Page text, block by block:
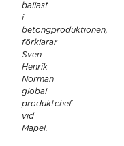
ballast
i
betongproduktionen,
förklarar
Sven-
Henrik
Norman
global
produktchef
vid
Mapei.